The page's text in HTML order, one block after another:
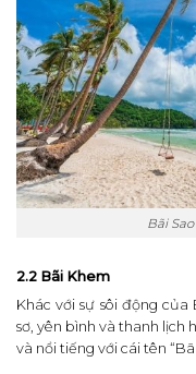
Bãi
2.2 Bãi Khem
Khác với sự sôi động
sơ, yên bình và thanh lịch
và nổi tiếng với cái tên